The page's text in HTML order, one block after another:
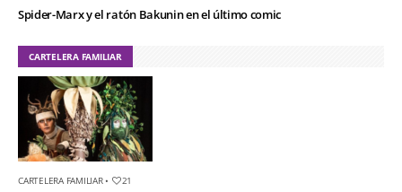
Spider-Marx y el ratón Bakunin en el último comic
CARTELERA FAMILIAR
CARTELERA FAMILIAR• 21